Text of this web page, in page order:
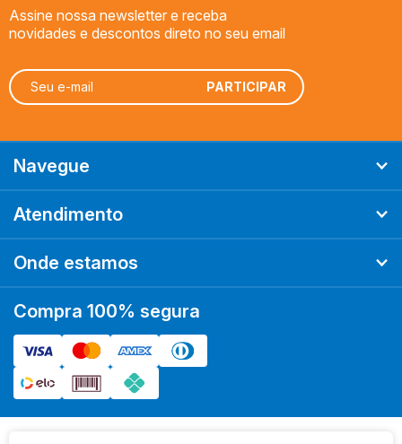
Z - A
Menor Preço
Novidades
Mais Relevantes
Marcas
Assine nossa newsletter e receba
novidades e descontos direto no seu email
Navegue
Atendimento
Onde estamos
Compra 100% segura